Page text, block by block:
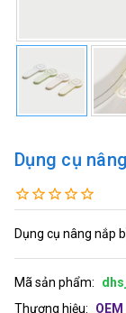
Dụng cụ
Dụng cụ nâng nắp
Mã sản phẩm:
Thương hiệu:
OEM